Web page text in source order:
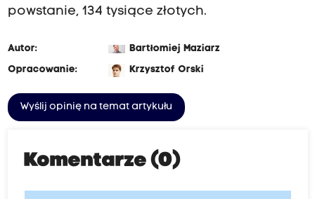
powstanie, 134 tysiące złotych.
Autor:
Bartłomiej Maziarz
Opracowanie:
Krzysztof Orski
Wyślij opinię na temat artykułu
Komentarze (0)